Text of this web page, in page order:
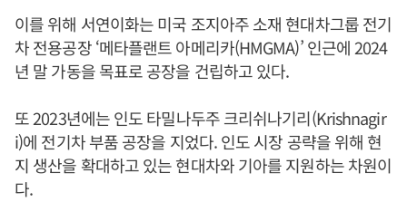
이를 위해 서연이화는 미국 조지아주 소재 현대차그룹 전기
차 전용공장 ‘메타플랜트 아메리카(HMGMA)’ 인근에 2024
년 말 가동을 목표로 공장을 건립하고 있다.
또 2023년에는 인도 타밀나두주 크리쉬나기리(Krishnagir
i)에 전기차 부품 공장을 지었다. 인도 시장 공략을 위해 현
지 생산을 확대하고 있는 현대차와 기아를 지원하는 차원이
다.